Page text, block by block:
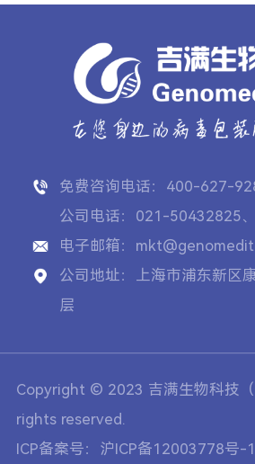
免费咨询电话：400-627-
公司电话：021-50432825
电子邮箱：
公司地址：上海市浦东新区
层
Copyright © 2023 吉满生物科技（
rights reserved.
ICP备案号：沪ICP备12003778号-1